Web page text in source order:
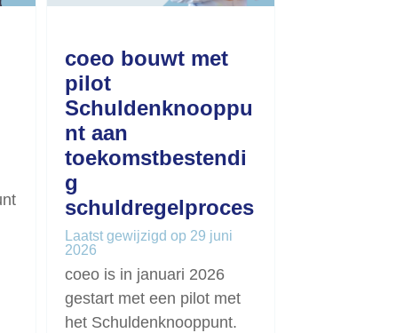
coeo bouwt met
pilot
Schuldenknooppu
nt aan
toekomstbestendi
g
schuldregelproces
Laatst gewijzigd op 29 juni
2026
coeo is in januari 2026
gestart met een pilot met
het Schuldenknooppunt.